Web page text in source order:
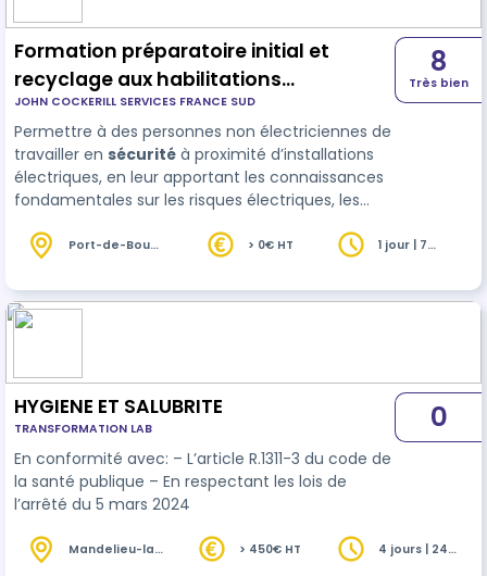
Formation préparatoire initial et
recyclage aux habilitations
éléctriques non électricien
JOHN COCKERILL SERVICES FRANCE SUD
Permettre à des personnes non électriciennes de
travailler en sécurité à proximité d’installations
électriques, en leur apportant les connaissances
fondamentales sur les risques électriques, les
d’intervention. La formation prépare à l’obtention
8
Très bien
Port-de-Bouc
> 0€ HT
1 jour | 7
HYGIENE ET SALUBRITE
TRANSFORMATION LAB
En conformité avec: – L’article R.1311-3 du code de
la santé publique – En respectant les lois de
l’arrêté du 5 mars 2024
0
Mandelieu-la-
> 450€ HT
4 jours | 24